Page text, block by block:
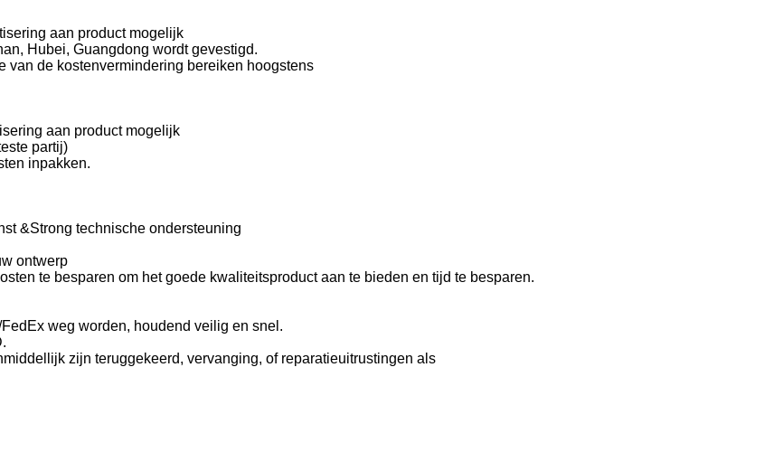
aan product mogelijk
Hubei, Guangdong wordt gevestigd.
van de kostenvermindering bereiken hoogstens
aan product mogelijk
partij)
inpakken.
&Strong technische ondersteuning
ontwerp
te besparen om het goede kwaliteitsproduct aan te bieden en tijd te besparen.
weg worden, houdend veilig en snel.
zijn teruggekeerd, vervanging, of reparatieuitrustingen als